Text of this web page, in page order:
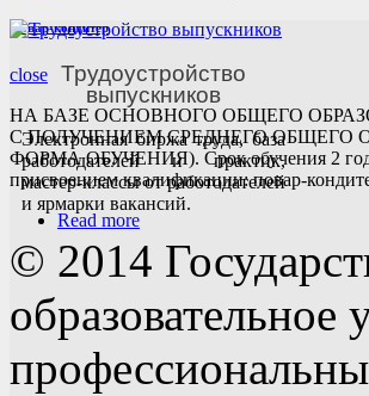
Повар-кондитер
close
НА БАЗЕ ОСНОВНОГО ОБЩЕГО
С ПОЛУЧЕНИЕМ СРЕДНЕГО ОБЩЕГО
ФОРМА ОБУЧЕНИЯ). Срок обучения 2
присвоением квалификации: повар-
Read more
Трудоустройство
выпускников
Электронная биржа труда, база
работодателей и практик,
мастер-классы от работодателей
и ярмарки вакансий.
© 2014